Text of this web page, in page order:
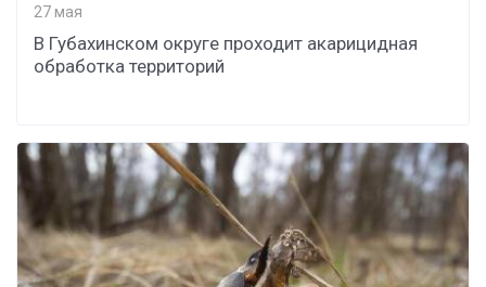
27 мая
В Губахинском округе проходит акарицидная
обработка территорий